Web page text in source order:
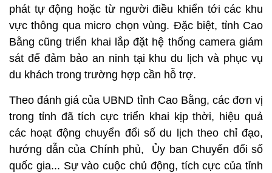
phát tự động hoặc từ người điều khiển tới các khu
vực thông qua micro chọn vùng. Đặc biệt, tỉnh Cao
Bằng cũng triển khai lắp đặt hệ thống camera giám
sát để đảm bảo an ninh tại khu du lịch và phục vụ
du khách trong trường hợp cần hỗ trợ.
Theo đánh giá của UBND tỉnh Cao Bằng, các đơn vị
trong tỉnh đã tích cực triển khai kịp thời, hiệu quả
các hoạt động chuyển đổi số du lịch theo chỉ đạo,
hướng dẫn của Chính phủ, Ủy ban Chuyển đổi số
quốc gia... Sự vào cuộc chủ động, tích cực của tỉnh